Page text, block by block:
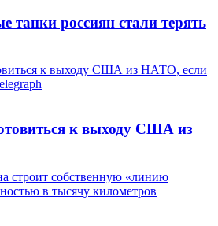
танки россиян стали терять
к выходу США из